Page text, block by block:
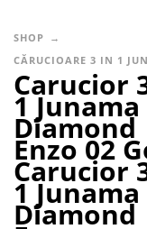
SHOP
CĂRUCIOARE 3 IN 1
Carucior
1 Junama
Diamond
Enzo 02
Carucior
1 Junama
Diamond